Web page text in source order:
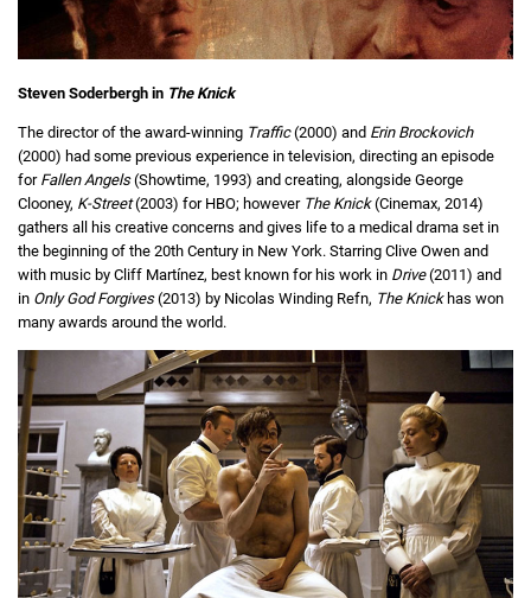
Steven Soderbergh in The Knick
The director of the award-winning Traffic(2000) and Erin Brockovich
(2000) had some previous experience in television, directing an episode
for Fallen Angels(Showtime, 1993) and creating, alongside George
Clooney, K-Street(2003) for HBO; however The Knick(Cinemax, 2014)
gathers all his creative concerns and gives life to a medical drama set in
the beginning of the 20th Century in New York. Starring Clive Owen and
with music by Cliff Martínez, best known for his work in Drive(2011) and
in Only God Forgives(2013) by Nicolas Winding Refn, The Knickhas won
many awards around the world.